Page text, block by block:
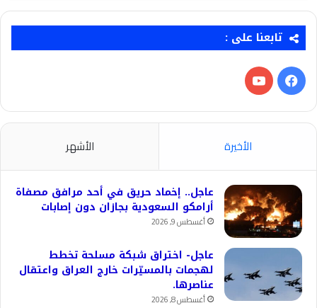
تابعنا على :
فيسبوك‫YouTube
الأخيرة الأشهر
عاجل.. إخماد حريق في أحد مرافق مصفاة
أرامكو السعودية بجازان دون إصابات
أغسطس 9, 2026
عاجل- اختراق شبكة مسلحة تخطط
لهجمات بالمسيّرات خارج العراق واعتقال
عناصرها.
أغسطس 8, 2026